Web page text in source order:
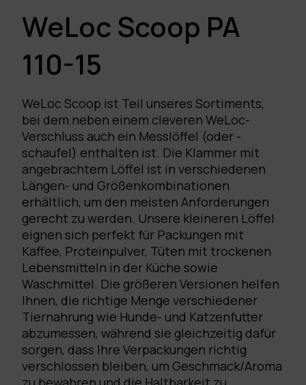
WeLoc Scoop PA
110-15
WeLoc Scoop ist Teil unseres Sortiments,
bei dem neben einem cleveren WeLoc-
Verschluss auch ein Messlöffel (oder -
schaufel) enthalten ist. Die Klammer mit
angebrachtem Löffel ist in verschiedenen
Längen- und Größenkombinationen
erhältlich, um den meisten Anforderungen
gerecht zu werden. Unsere kleineren Löffel
eignen sich perfekt für Packungen mit
Kaffee, Proteinpulver, Tüten mit trockenen
Lebensmitteln in der Küche sowie
Waschmittel. Die größeren Versionen helfen
Ihnen, die richtige Menge verschiedener
Tiernahrung wie Hunde- und Katzenfutter
abzumessen, während sie gleichzeitig dafür
sorgen, dass Ihre Verpackungen richtig
verschlossen bleiben, um Geschmack/Aroma